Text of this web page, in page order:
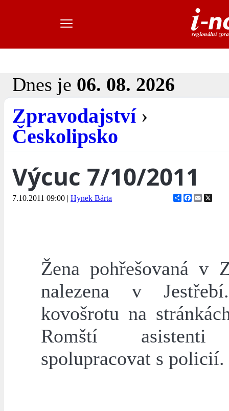
Dnes je 06. 08. 2026
Zpravodajství›
Českolipsko
Výcuc 7/10/2011
7.10.2011 09:00 | Hynek Bárta ShareFacebook
Email
Žena pohřešovaná v
nalezena v
kovošrotu na
Romští asistenti
spolupracovat s policií.